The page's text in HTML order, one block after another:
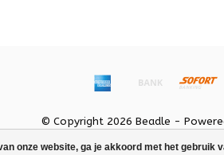
onze website, ga je akkoord met het gebruik
© Copyright 2026 Beadle -